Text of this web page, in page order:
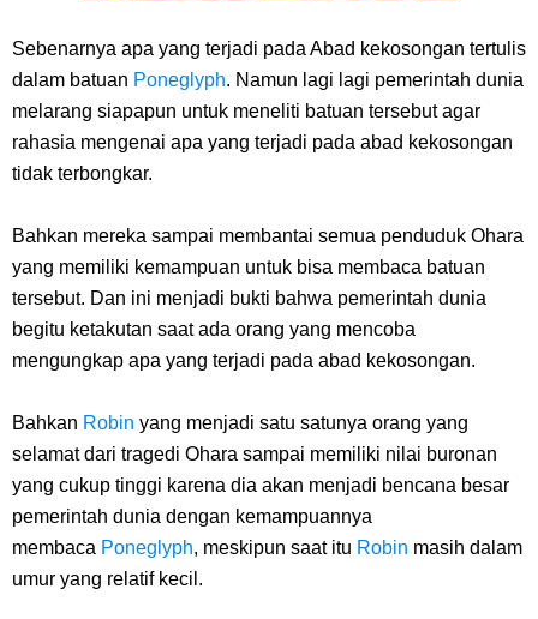
Sebenarnya apa yang terjadi pada Abad kekosongan tertulis
dalam batuan Poneglyph. Namun lagi lagi pemerintah dunia
melarang siapapun untuk meneliti batuan tersebut agar
rahasia mengenai apa yang terjadi pada abad kekosongan
tidak terbongkar.
Bahkan mereka sampai membantai semua penduduk Ohara
yang memiliki kemampuan untuk bisa membaca batuan
tersebut. Dan ini menjadi bukti bahwa pemerintah dunia
begitu ketakutan saat ada orang yang mencoba
mengungkap apa yang terjadi pada abad kekosongan.
Bahkan Robin yang menjadi satu satunya orang yang
selamat dari tragedi Ohara sampai memiliki nilai buronan
yang cukup tinggi karena dia akan menjadi bencana besar
pemerintah dunia dengan kemampuannya
membaca Poneglyph, meskipun saat itu Robin masih dalam
umur yang relatif kecil.